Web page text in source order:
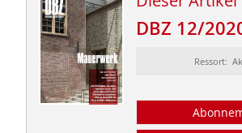
DBZ 12/
Ressort: